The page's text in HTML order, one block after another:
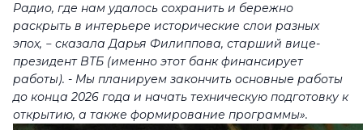
Радио, где нам удалось сохранить и бережно
раскрыть в интерьере исторические слои разных
эпох, − сказала Дарья Филиппова, старший вице-
президент ВТБ (именно этот банк финансирует
работы). - Мы планируем закончить основные работы
до конца 2026 года и начать техническую подготовку к
открытию, а также формирование программы».